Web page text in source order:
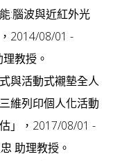
:腦波與近紅外光
2014/08/01 -
教授。
與活動式襯墊全人
維列印個人化活動
」，2017/08/01 -
助理教授。